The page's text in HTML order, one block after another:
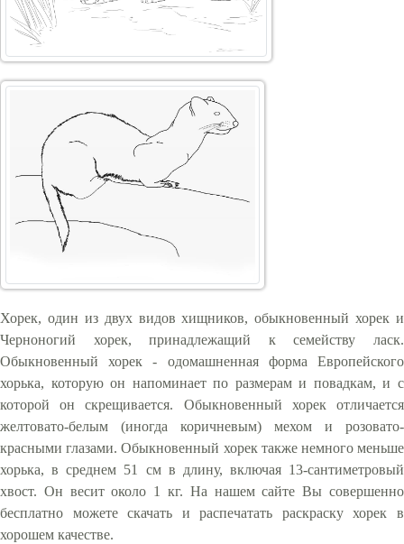
Хорек, один из двух видов хищников, обыкновенный хорек и
Черноногий хорек, принадлежащий к семейству ласк.
Обыкновенный хорек - одомашненная форма Европейского
хорька, которую он напоминает по размерам и повадкам, и с
которой он скрещивается. Обыкновенный хорек отличается
желтовато-белым (иногда коричневым) мехом и розовато-
красными глазами. Обыкновенный хорек также немного меньше
хорька, в среднем 51 см в длину, включая 13-сантиметровый
хвост. Он весит около 1 кг. На нашем сайте Вы совершенно
бесплатно можете скачать и распечатать раскраску хорек в
хорошем качестве.